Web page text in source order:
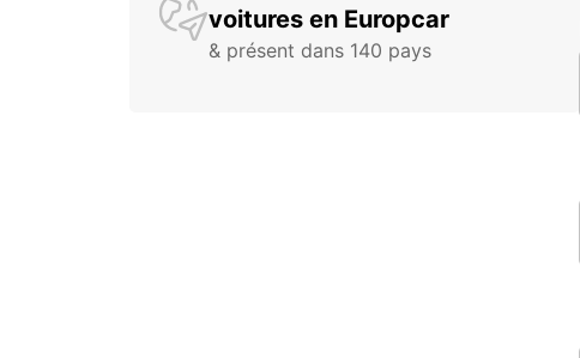
voitures en Europcar
& présent dans 140 pays